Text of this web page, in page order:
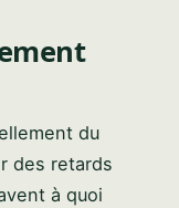
du
des retards
à quoi